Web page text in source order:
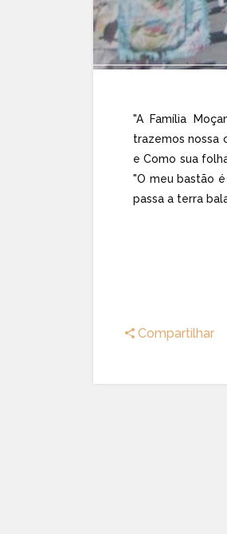
"A Família
trazemos nossa
e Como sua
"O meu bastão
passa a terra
Compartilhar